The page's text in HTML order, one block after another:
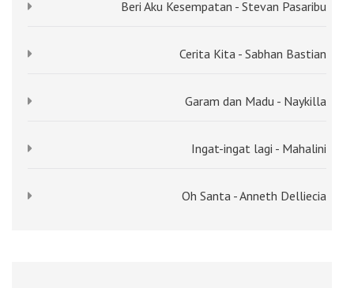
Beri Aku Kesempatan - Stevan Pasaribu
Cerita Kita - Sabhan Bastian
Garam dan Madu - Naykilla
Ingat-ingat lagi - Mahalini
Oh Santa - Anneth Delliecia